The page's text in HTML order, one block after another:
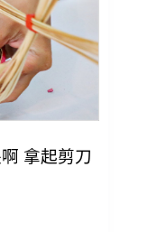
拿起剪刀